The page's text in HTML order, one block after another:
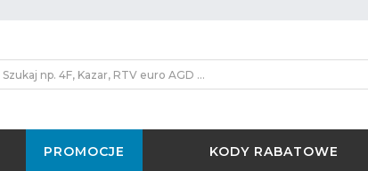
PROMOCJE KODY RABATOWE